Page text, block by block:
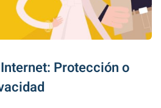
Protección o